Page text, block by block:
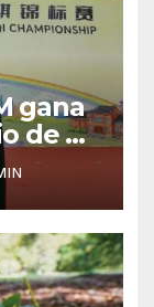
gana
de Go